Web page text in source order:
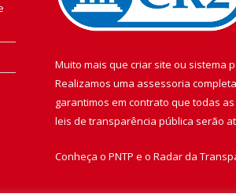
Muito mais que criar site ou sistema
Realizamos uma assessoria
garantimos em contrato que todas
leis de transparência pública serão
Conheça o PNTP e o Radar da